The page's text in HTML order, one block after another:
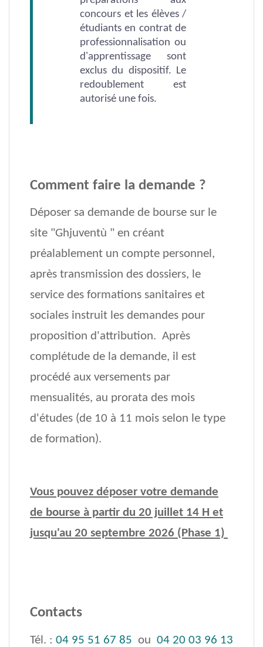
concours et les élèves /
étudiants en contrat de
professionnalisation ou
d'apprentissage sont
exclus du dispositif. Le
redoublement est
autorisé une fois.
Comment faire la demande ?
Déposer sa demande de bourse sur le
site "Ghjuventù " en créant
préalablement un compte personnel,
après transmission des dossiers, le
service des formations sanitaires et
sociales instruit les demandes pour
proposition d'attribution. Après
complétude de la demande, il est
procédé aux versements par
mensualités, au prorata des mois
d'études (de 10 à 11 mois selon le type
de formation).
Vous pouvez déposer votre demande
de bourse à partir du 20 juillet 14 H et
jusqu'au 20 septembre 2026 (Phase 1)
Contacts
Tél. : 04 95 51 67 85 ou 04 20 03 96 13